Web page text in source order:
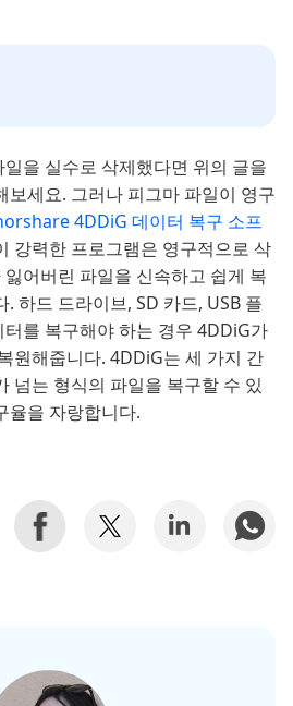
을 실수로 삭제했다면 위의 글을
보세요. 그러나 피그마 파일이 영구
4DDiG 데이터 복구 소프
강력한 프로그램은 영구적으로 삭
어버린 파일을 신속하고 쉽게 복
하드 드라이브, SD 카드, USB 플
를 복구해야 하는 경우 4DDiG가
원해줍니다. 4DDiG는 세 가지 간
넘는 형식의 파일을 복구할 수 있
율을 자랑합니다.